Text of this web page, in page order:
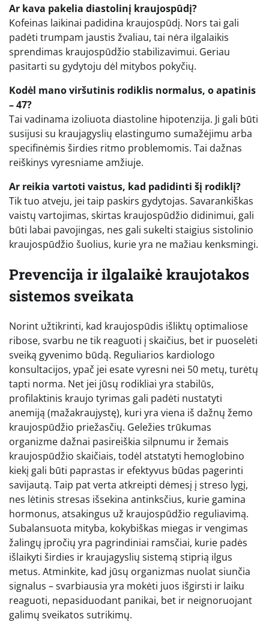
Ar kava pakelia diastolinį kraujospūdį?
Kofeinas laikinai padidina kraujospūdį. Nors tai gali
padėti trumpam jaustis žvaliau, tai nėra ilgalaikis
sprendimas kraujospūdžio stabilizavimui. Geriau
pasitarti su gydytoju dėl mitybos pokyčių.
Kodėl mano viršutinis rodiklis normalus, o apatinis
– 47?
Tai vadinama izoliuota diastoline hipotenzija. Ji gali būti
susijusi su kraujagyslių elastingumo sumažėjimu arba
specifinėmis širdies ritmo problemomis. Tai dažnas
reiškinys vyresniame amžiuje.
Ar reikia vartoti vaistus, kad padidinti šį rodiklį?
Tik tuo atveju, jei taip paskirs gydytojas. Savarankiškas
vaistų vartojimas, skirtas kraujospūdžio didinimui, gali
būti labai pavojingas, nes gali sukelti staigius sistolinio
kraujospūdžio šuolius, kurie yra ne mažiau kenksmingi.
Prevencija ir ilgalaikė kraujotakos
sistemos sveikata
Norint užtikrinti, kad kraujospūdis išliktų optimaliose
ribose, svarbu ne tik reaguoti į skaičius, bet ir puoselėti
sveiką gyvenimo būdą. Reguliarios kardiologo
konsultacijos, ypač jei esate vyresni nei 50 metų, turėtų
tapti norma. Net jei jūsų rodikliai yra stabilūs,
profilaktinis kraujo tyrimas gali padėti nustatyti
anemiją (mažakraujystę), kuri yra viena iš dažnų žemo
kraujospūdžio priežasčių. Geležies trūkumas
organizme dažnai pasireiškia silpnumu ir žemais
kraujospūdžio skaičiais, todėl atstatyti hemoglobino
kiekį gali būti paprastas ir efektyvus būdas pagerinti
savijautą. Taip pat verta atkreipti dėmesį į streso lygį,
nes lėtinis stresas išsekina antinksčius, kurie gamina
hormonus, atsakingus už kraujospūdžio reguliavimą.
Subalansuota mityba, kokybiškas miegas ir vengimas
žalingų įpročių yra pagrindiniai ramsčiai, kurie padės
išlaikyti širdies ir kraujagyslių sistemą stiprią ilgus
metus. Atminkite, kad jūsų organizmas nuolat siunčia
signalus – svarbiausia yra mokėti juos išgirsti ir laiku
reaguoti, nepasiduodant panikai, bet ir neignoruojant
galimų sveikatos sutrikimų.